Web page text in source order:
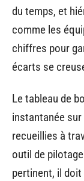
du temps, et
comme les
chiffres pour
écarts se
Le tableau de
instantanée
recueillies à
outil de
pertinent, il